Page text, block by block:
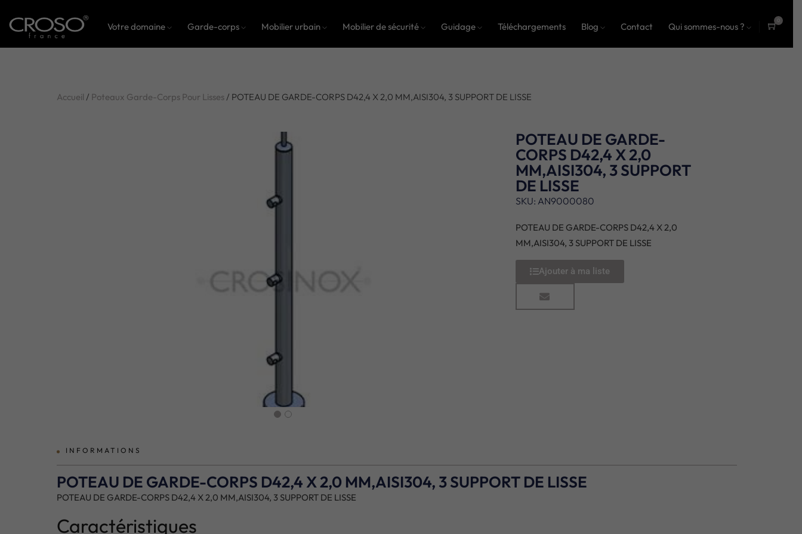
Votre domaine Garde-corps Mobilier urbain Mobilier de sécurité Guidage Téléchargements Blog Contact Qui sommes-nous ?
0
Accueil / Poteaux Garde-Corps Pour Lisses/ POTEAU DE GARDE-CORPS D42,4 X 2,0 MM,AISI304, 3 SUPPORT DE LISSE
POTEAU DE GARDE-
CORPS D42,4 X 2,0
MM,AISI304, 3 SUPPORT
DE LISSE
SKU: AN9000080
POTEAU DE GARDE-CORPS D42,4 X 2,0
MM,AISI304, 3 SUPPORT DE LISSE
Ajouter à ma liste
INFORMATIONS
POTEAU DE GARDE-CORPS D42,4 X 2,0 MM,AISI304, 3 SUPPORT DE LISSE
POTEAU DE GARDE-CORPS D42,4 X 2,0 MM,AISI304, 3 SUPPORT DE LISSE
Caractéristiques